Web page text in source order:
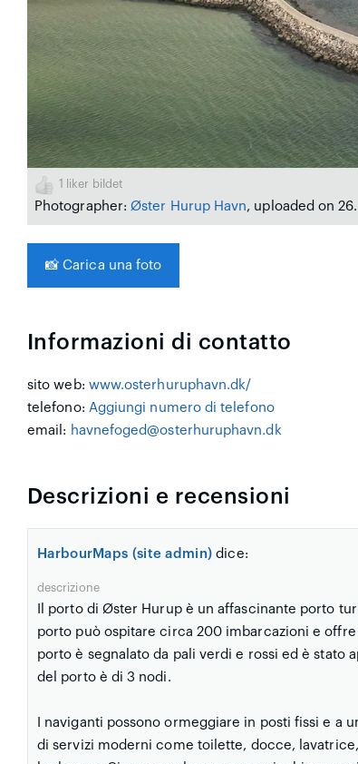
1 liker bildet
Photographer:Øster Hurup Havn, uploaded on
📸 Carica una foto
Informazioni di contatto
sito web: www.osterhuruphavn.dk/
telefono: Aggiungi numero di telefono
email: havnefoged@osterhuruphavn.dk
Descrizioni e recensioni
HarbourMaps (site admin) dice:
descrizione
Il porto di Øster Hurup è un affascinante porto
porto può ospitare circa 200 imbarcazioni e
porto è segnalato da pali verdi e rossi ed è stato
del porto è di 3 nodi.
I naviganti possono ormeggiare in posti fissi e a
di servizi moderni come toilette, docce,